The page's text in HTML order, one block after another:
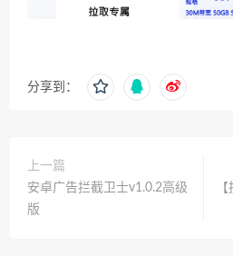
分享到：
上一篇
安卓广告拦截卫士v1.0.2高级
版